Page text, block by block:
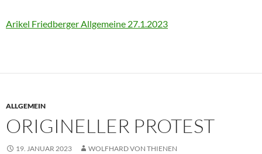
Arikel Friedberger Allgemeine 27.1.2023
ALLGEMEIN
ORIGINELLER PROTEST
19. JANUAR 2023 WOLFHARD VON THIENEN